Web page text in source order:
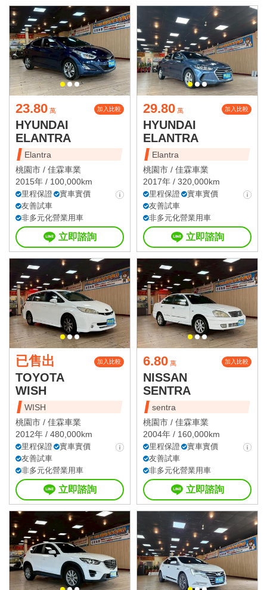
23.80 萬 加入比較
HYUNDAI
ELANTRA
Elantra
桃園市 / 佳霖車業
2015年 / 100,000km
里程保證
實車實價
友善試車
非多元化營業用車
立即諮詢
29.80 萬 加入比較
HYUNDAI
ELANTRA
Elantra
桃園市 / 佳霖車業
2017年 / 320,000km
里程保證
實車實價
友善試車
非多元化營業用車
立即諮詢
已售出 加入比較
TOYOTA
WISH
WISH
桃園市 / 佳霖車業
2012年 / 480,000km
里程保證
實車實價
友善試車
非多元化營業用車
立即諮詢
6.80 萬 加入比較
NISSAN
SENTRA
sentra
桃園市 / 佳霖車業
2004年 / 160,000km
里程保證
實車實價
友善試車
非多元化營業用車
立即諮詢